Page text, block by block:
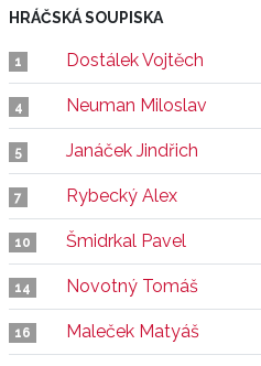
HRÁČSKÁ SOUPISKA
1 Dostálek Vojtěch
4 Neuman Miloslav
5 Janáček Jindřich
7 Rybecký Alex
10 Šmidrkal Pavel
14 Novotný Tomáš
16 Maleček Matyáš